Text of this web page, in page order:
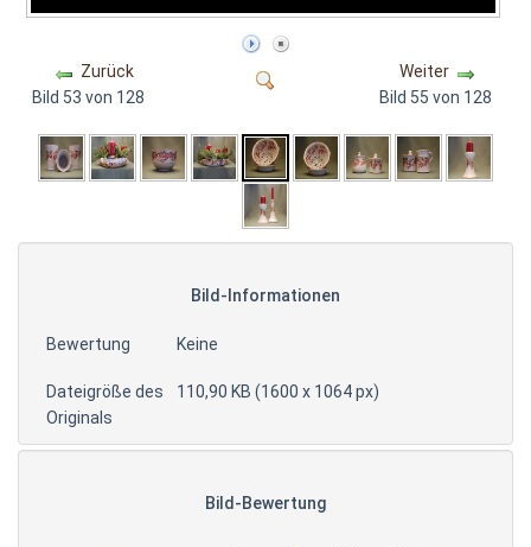
Zurück
Bild 53 von 128
Weiter
Bild 55 von 128
Bild-Informationen
Bewertung Keine
Dateigröße des
Originals
110,90 KB (1600 x 1064 px)
Bild-Bewertung